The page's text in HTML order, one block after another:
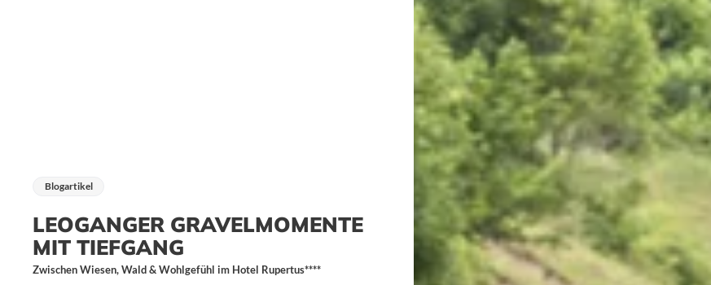
Blogartikel
LEOGANGER GRAVELMOMENTE
MIT TIEFGANG
Zwischen Wiesen, Wald & Wohlgefühl im Hotel Rupertus****